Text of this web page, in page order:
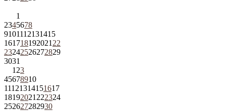
1
2345678
9101112131415
161718192021 22
23242526272829
3031
1 23
45678910
11121314151617
18192021 222324
252627282930